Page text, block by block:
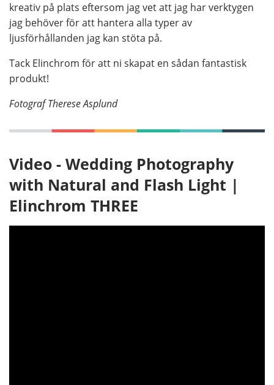
kreativ på plats eftersom jag vet att jag har verktygen
jag behöver för att hantera alla typer av
ljusförhållanden jag kan stöta på.
Tack Elinchrom för att ni skapat en sådan fantastisk
produkt!
Fotograf Therese Asplund
Video - Wedding Photography
with Natural and Flash Light |
Elinchrom THREE